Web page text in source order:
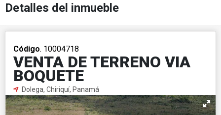
Detalles del inmueble
Código. 10004718
VENTA DE TERRENO VIA
BOQUETE
Dolega, Chiriquí, Panamá